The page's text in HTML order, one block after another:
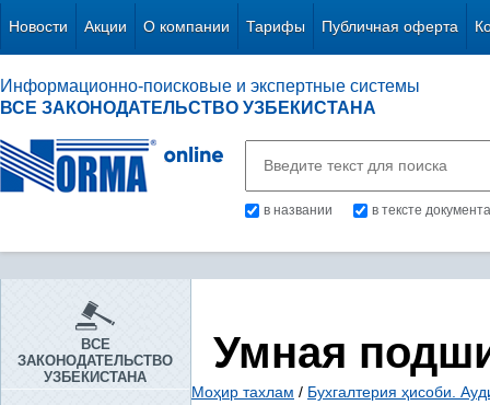
Новости Акции О компании Тарифы Публичная оферта
Информационно-поисковые и экспертные системы
ВСЕ ЗАКОНОДАТЕЛЬСТВО УЗБЕКИСТАНА
в названии в тексте документа
ВСЕ
ЗАКОНОДАТЕЛЬСТВО
УЗБЕКИСТАНА
Умная
Моҳир тахлам / Бухгалтерия ҳисоби.